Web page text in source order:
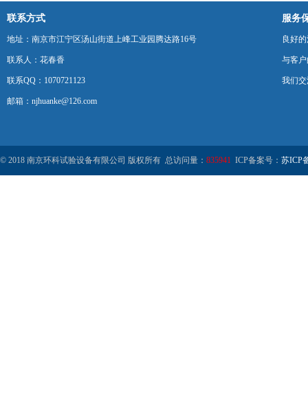
联系方式
地址：南京市江宁区汤山街道上峰工业园腾达路16号
联系人：花春香
联系QQ：1070721123
邮箱：njhuanke@126.com
服务
良好
与客
我们
© 2018 南京环科试验设备有限公司 版权所有 总访问量： 835941 ICP备案号： 苏ICP